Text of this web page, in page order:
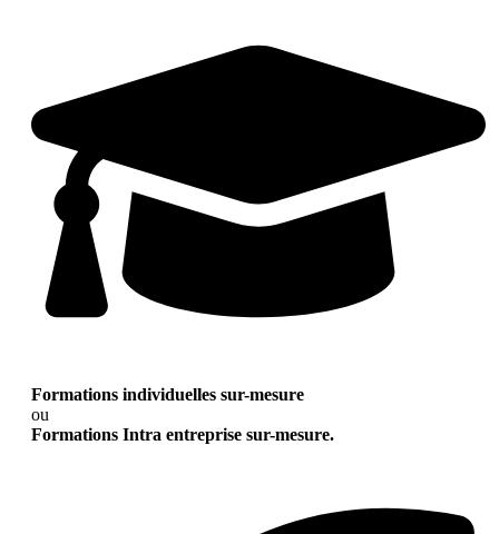
Formations individuelles sur-mesure
ou
Formations Intra entreprise sur-mesure.